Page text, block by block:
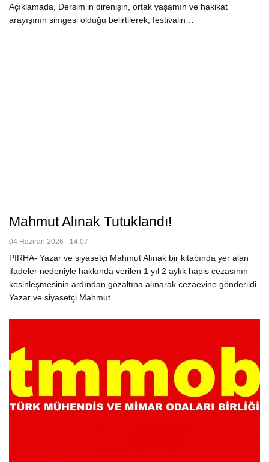
Açıklamada, Dersim’in direnişin, ortak yaşamın ve hakikat
arayışının simgesi olduğu belirtilerek, festivalin…
Mahmut Alınak Tutuklandı!
04 Haziran 2026 - 14:07
PİRHA- Yazar ve siyasetçi Mahmut Alınak bir kitabında yer alan
ifadeler nedeniyle hakkında verilen 1 yıl 2 aylık hapis cezasının
kesinleşmesinin ardından gözaltına alınarak cezaevine gönderildi.
Yazar ve siyasetçi Mahmut…